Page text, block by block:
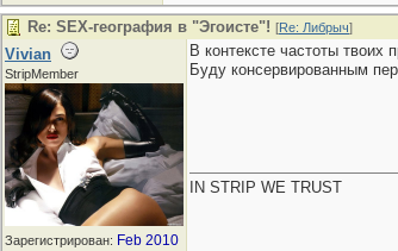
Re: SEX-география в "Эгоисте"! [Re: Либрыч]
Vivian
StripMember
Зарегистрирован: Feb 2010
В контексте частоты твоих
Буду консервированным
IN STRIP WE TRUST